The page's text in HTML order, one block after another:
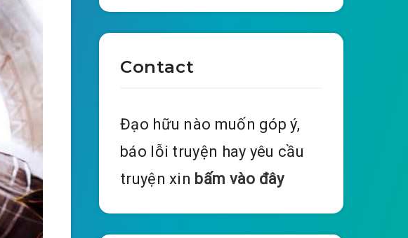
Contact
Đạo hữu nào muốn góp ý,
báo lỗi truyện hay yêu cầu
truyện xin bấm vào đây